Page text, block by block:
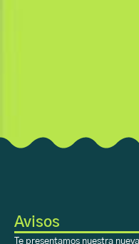
Avisos
Te presentamos nuestra